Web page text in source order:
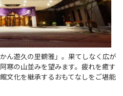
ん遊久の里鶴雅」。果てしなく広が
寒の山並みを望みます。疲れを癒す
文化を継承するおもてなしをご堪能